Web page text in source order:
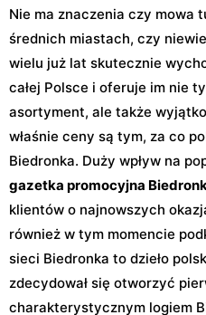
Nie ma znaczenia czy mowa
średnich miastach, czy
wielu już lat skutecznie
całej Polsce i oferuje im nie
asortyment, ale także
właśnie ceny są tym, za co
Biedronka. Duży wpływ na
gazetka promocyjna
klientów o najnowszych
również w tym momencie
sieci Biedronka to dzieło
zdecydował się otworzyć
charakterystycznym logiem